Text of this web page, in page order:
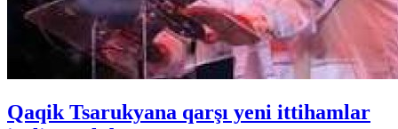
Qaqik Tsarukyana qarşı yeni ittihamlar